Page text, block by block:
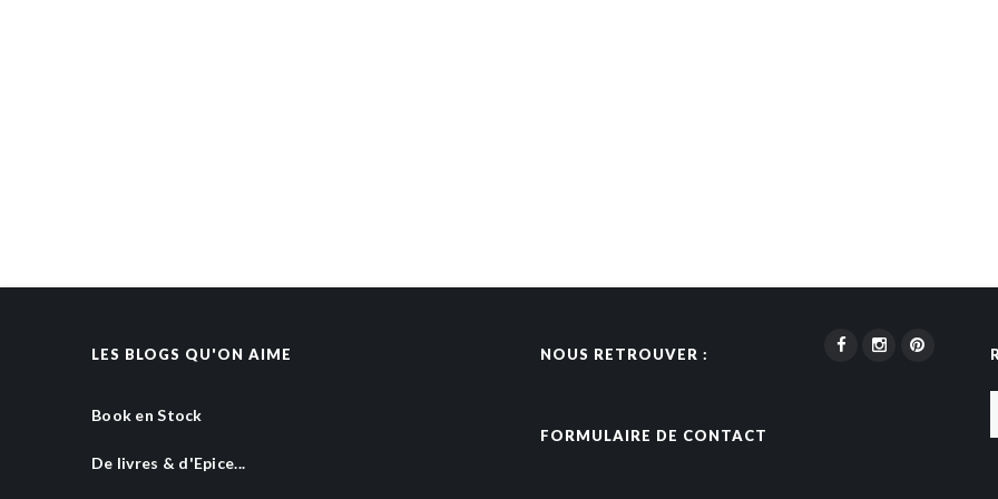
LES BLOGS QU'ON AIME
Book en Stock
De livres & d'Epice...
NOUS RETROUVER :
FORMULAIRE DE CONTACT